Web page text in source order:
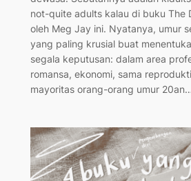
not-quite adults kalau di buku The
oleh Meg Jay ini. Nyatanya, umur
yang paling krusial buat
segala keputusan: dalam area
romansa, ekonomi, sama
mayoritas orang-orang umur